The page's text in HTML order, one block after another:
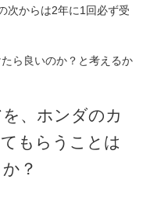
次からは2年に1回必ず受
ら良いのか？と考えるか
、ホンダのカ
もらうことは
？